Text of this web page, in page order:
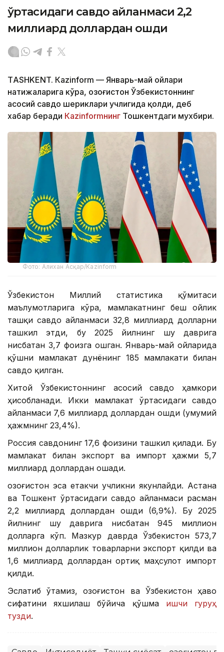
ўртасидаги савдо айланмаси 2,2
миллиард доллардан ошди
ТASHKENT. Кazinform — Январь-май ойлари
натижаларига кўра, Қозоғистон Ўзбекистоннинг
асосий савдо шериклари учлигида қолди, деб
хабар беради Кazinformнинг Тошкентдаги мухбири.
Фото: Алихан Асқар/Kazinform
Ўзбекистон Миллий статистика қўмитаси
маълумотларига кўра, мамлакатнинг беш ойлик
ташқи савдо айланмаси 32,8 миллиард долларни
ташкил этди, бу 2025 йилнинг шу даврига
нисбатан 3,7 фоизга ошган. Январь-май ойларида
қўшни мамлакат дунёнинг 185 мамлакати билан
савдо қилган.
Хитой Ўзбекистоннинг асосий савдо ҳамкори
ҳисобланади. Икки мамлакат ўртасидаги савдо
айланмаси 7,6 миллиард доллардан ошди (умумий
ҳажмнинг 23,4%).
Россия савдонинг 17,6 фоизини ташкил қилади. Бу
мамлакат билан экспорт ва импорт ҳажми 5,7
миллиард доллардан ошади.
Қозоғистон эса етакчи учликни якунлайди. Астана
ва Тошкент ўртасидаги савдо айланмаси расман
2,2 миллиард доллардан ошди (6,9%). Бу 2025
йилнинг шу даврига нисбатан 945 миллион
долларга кўп. Мазкур даврда Ўзбекистон 573,7
миллион долларлик товарларни экспорт қилди ва
1,6 миллиард доллардан ортиқ маҳсулот импорт
қилди.
Эслатиб ўтамиз, Қозоғистон ва Ўзбекистон ҳаво
сифатини яхшилаш бўйича қўшмаишчи гуруҳ
тузди.